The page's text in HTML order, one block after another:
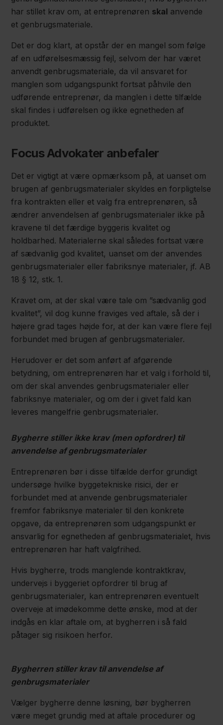
har stillet krav om, at entreprenøren skal anvende
et genbrugsmateriale.
Det er dog klart, at opstår der en mangel som følge
af en udførelsesmæssig fejl, selvom der har været
anvendt genbrugsmateriale, da vil ansvaret for
manglen som udgangspunkt fortsat påhvile den
udførende entreprenør, da manglen i dette tilfælde
skal findes i udførelsen og ikke egnetheden af
produktet.
Focus Advokater anbefaler
Det er vigtigt at være opmærksom på, at uanset om
brugen af genbrugsmaterialer skyldes en forpligtelse
fra kontrakten eller et valg fra entreprenøren, så
ændrer anvendelsen af genbrugsmaterialer ikke på
kravene til det færdige byggeris kvalitet og
holdbarhed. Materialerne skal således fortsat være
af sædvanlig god kvalitet, uanset om der anvendes
genbrugsmaterialer eller fabriksnye materialer, jf. AB
18 § 12, stk. 1.
Kravet om, at der skal være tale om ”sædvanlig god
kvalitet”, vil dog kunne fraviges ved aftale, så der i
højere grad tages højde for, at der kan være flere fejl
forbundet med brugen af genbrugsmaterialer.
Herudover er det som anført af afgørende
betydning, om entreprenøren har et valg i forhold til,
om der skal anvendes genbrugsmaterialer eller
fabriksnye materialer, og om der i givet fald kan
leveres mangelfrie genbrugsmaterialer.
Bygherre stiller ikke krav (men opfordrer) til
anvendelse af genbrugsmaterialer
Entreprenøren bør i disse tilfælde derfor grundigt
undersøge hvilke byggetekniske risici, der er
forbundet med at anvende genbrugsmaterialer
fremfor fabriksnye materialer til den konkrete
opgave, da entreprenøren som udgangspunkt er
ansvarlig for egnetheden af genbrugsmaterialet, hvis
entreprenøren har haft valgfrihed.
Hvis bygherre, trods manglende kontraktkrav,
undervejs i byggeriet opfordrer til brug af
genbrugsmaterialer, kan entreprenøren eventuelt
overveje at imødekomme dette ønske, mod at der
indgås en klar aftale om, at bygherren i så fald
påtager sig risikoen herfor.
Bygherren stiller krav til anvendelse af
genbrugsmaterialer
Vælger bygherre denne løsning, bør bygherren
være meget grundig med at aftale procedurer og